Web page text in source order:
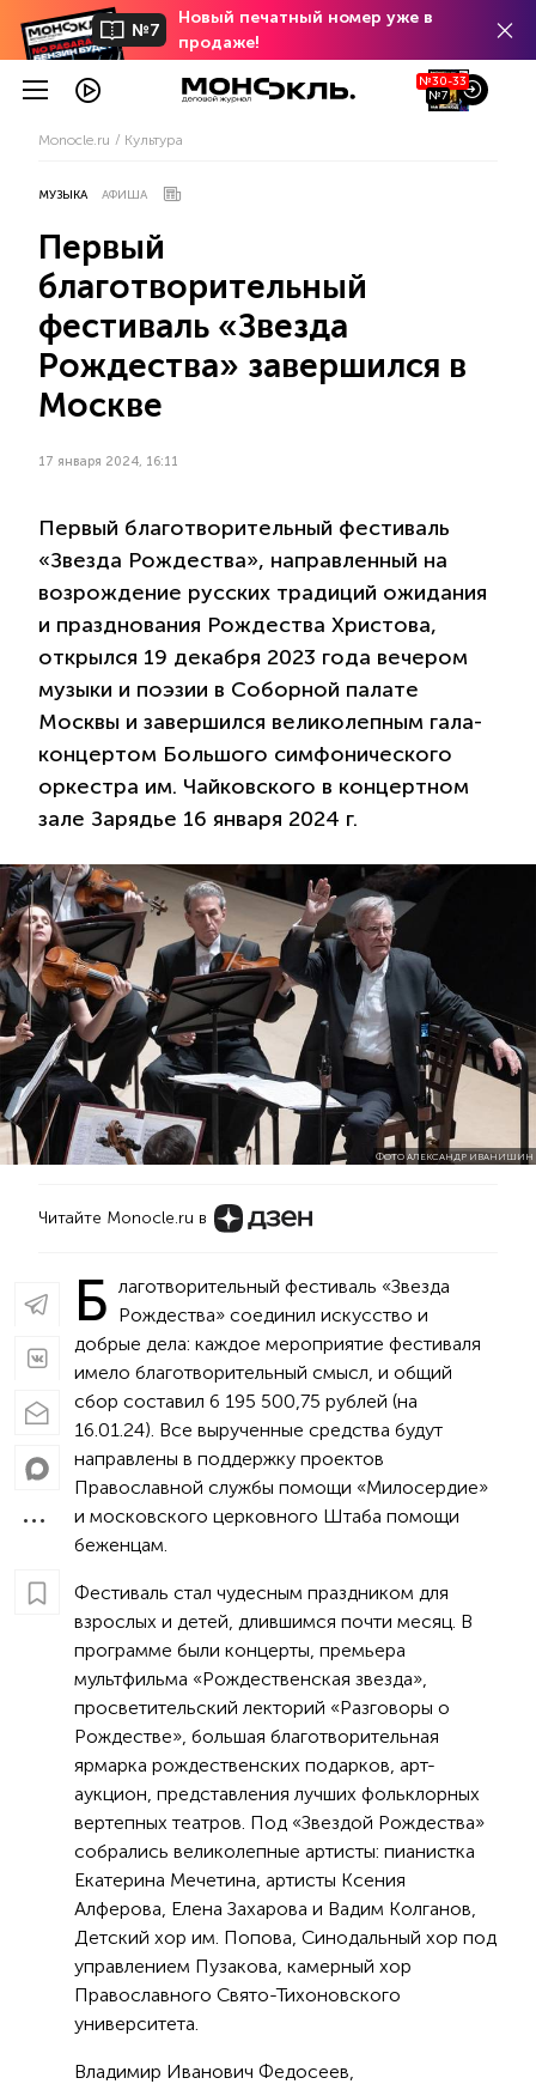
№7
Новый печатный номер уже в
продаже!
№30-33
№7
Monocle.ru Культура
МУЗЫКА АФИША
Первый
благотворительный
фестиваль «Звезда
Рождества» завершился в
Москве
17 января 2024, 16:11
Первый благотворительный фестиваль
«Звезда Рождества», направленный на
возрождение русских традиций ожидания
и празднования Рождества Христова,
открылся 19 декабря 2023 года вечером
музыки и поэзии в Соборной палате
Москвы и завершился великолепным гала-
концертом Большого симфонического
оркестра им. Чайковского в концертном
зале Зарядье 16 января 2024 г.
ФОТО АЛЕКСАНДР ИВАНИШИН
Читайте Monocle.ru в
Б лаготворительный фестиваль «Звезда
Рождества» соединил искусство и
добрые дела: каждое мероприятие фестиваля
имело благотворительный смысл, и общий
сбор составил 6 195 500,75 рублей (на
16.01.24). Все вырученные средства будут
направлены в поддержку проектов
Православной службы помощи «Милосердие»
и московского церковного Штаба помощи
беженцам. ­
­Фестиваль стал чудесным праздником для
взрослых и детей, длившимся почти месяц. В
программе были концерты, премьера
мультфильма «Рождественская звезда»,
просветительский лекторий «Разговоры о
Рождестве», большая благотворительная
ярмарка рождественских подарков, арт-
аукцион, представления лучших фольклорных
вертепных театров. Под «Звездой Рождества»
собрались великолепные артисты: пианистка
Екатерина Мечетина, артисты Ксения
Алферова, Елена Захарова и Вадим Колганов,
Детский хор им. Попова, Синодальный хор под
управлением Пузакова, камерный хор
Православного Свято-Тихоновского
университета.
Владимир Иванович Федосеев,